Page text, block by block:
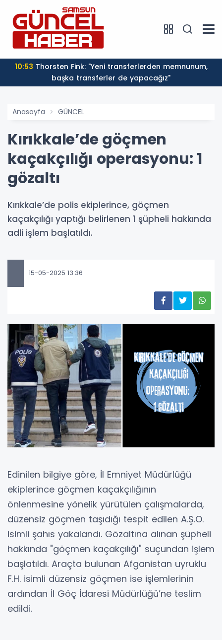
10:53
başka transferler de yapacağız"
Anasayfa GÜNCEL
Kırıkkale’de göçmen
kaçakçılığı operasyonu: 1
gözaltı
Kırıkkale’de polis ekiplerince, göçmen
kaçakçılığı yaptığı belirlenen 1 şüpheli hakkında
adli işlem başlatıldı.
15-05-2025 13:36
Edinilen bilgiye göre, İl Emniyet Müdürlüğü
ekiplerince göçmen kaçakçılığının
önlenmesine yönelik yürütülen çalışmalarda,
düzensiz göçmen taşıdığı tespit edilen A.Ş.O.
isimli şahıs yakalandı. Gözaltına alınan şüpheli
hakkında "göçmen kaçakçılığı" suçundan işlem
başlatıldı. Araçta bulunan Afganistan uyruklu
F.H. isimli düzensiz göçmen ise işlemlerinin
ardından İl Göç İdaresi Müdürlüğü’ne teslim
edildi.